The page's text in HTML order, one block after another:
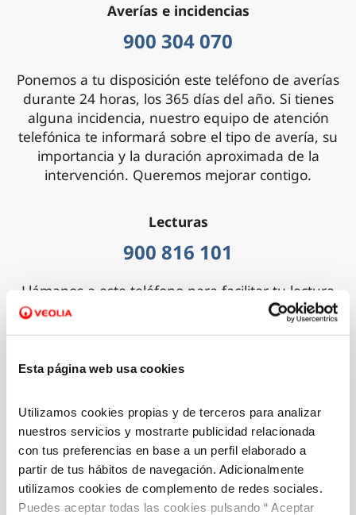
Esta página web usa cookies
Utilizamos cookies propias y de terceros para analizar
nuestros servicios y mostrarte publicidad relacionada
con tus preferencias en base a un perfil elaborado a
partir de tus hábitos de navegación. Adicionalmente
utilizamos cookies de complemento de redes sociales.
Puedes aceptar todas las cookies pulsando “ Aceptar
Averías e incidencias
900 304 070
Ponemos a tu disposición este teléfono de averías
durante 24 horas, los 365 días del año. Si tienes
alguna incidencia, nuestro equipo de atención
telefónica te informará sobre el tipo de avería, su
importancia y la duración aproximada de la
intervención. Queremos mejorar contigo.
Lecturas
900 816 101
Llámanos a este teléfono para facilitar tu lectura
Disponible las 24 horas, los 365 días del año.
646103003
Canal de información y consultas por mensajería
instantánea.
Horario de atención: